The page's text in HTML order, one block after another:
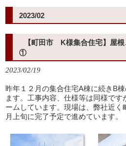
2023/02
【町田市 K様集合住宅】屋根
①
2023/02/19
昨年１２月の集合住宅A棟に続きB
ます。工事内容、仕様等は同様です
ームしています。現場は、弊社近
月上旬に完了予定で進めています。